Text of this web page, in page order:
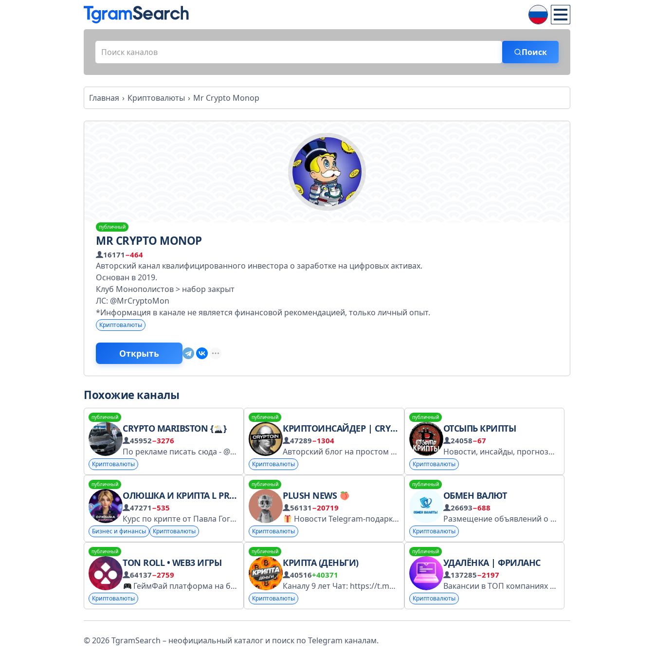
Поиск
Главная Криптовалюты Mr Crypto Monop
публичный
MR CRYPTO MONOP
16171−464
Авторский канал квалифицированного инвестора о заработке на цифровых активах.
Основан в 2019.
Клуб Монополистов > набор закрыт
ЛС: @MrCryptoMon
*Информация в канале не является финансовой рекомендацией, только личный опыт.
Криптовалюты
Открыть
Похожие каналы
публичный
CRYPTO MARIBSTON { }
45952−3276
По рекламе писать сюда - @Maribston Менеджеры - @Sa4iz1k @tocatcrypto @cryptohoterr @nftcriptahueta @prodamrht244 @killhpx @Bender_v_ton @tolik209 @ggenius_ukr @kassurp @daddy_yesss @twall_a @ebonnoir @helpsjob @Makarr156 @TonySWork @SheikhOfficiaI
Криптовалюты
публичный
КРИПТОИНСАЙДЕР | CRYPTOIN
47289−1304
Авторский блог на простом языке о том, как заработать на мем коинах, в крипте, токенсейлах и разбираться в этом самостоятельно. Для друзей - https://t.me/+XriohUgGPpw5NjNi Реклама: @demaxcrypto По важным вопросам: @adsgenius CryptoIN: @cryptoin_manager
Криптовалюты
публичный
ОТСЫПЬ КРИПТЫ
24058−67
Новости, инсайды, прогнозы. Добро пожаловать. По поводу покупки рекламы обращаться сюда: @apollosave (Подробнее: https://goo.gl/pcsZLB)
Криптовалюты
публичный
ОЛЮШКА И КРИПТА L PRO.FINANSY
47271−535
Курс по крипте от Павла Гогаладзе https://clck.ru/3KThDV Реклама: ООО "МАФК" инн-9703045361 , огрн- 1217700401115, ерид-LjN8JxzgJ
Бизнес и финансы Криптовалюты
публичный
PLUSH NEWS
56131−20719
Новости Telegram-подарков. Следим только за Telegram-подарками. Никакой воды — только самое важное!
Криптовалюты
публичный
ОБМЕН ВАЛЮТ
26693−688
Размещение объявлений о покупке и продаже валют. Перед совершением обмена убедитесь, что это безопасно для вас и не нарушает законов вашей страны. Реклама в чате: @tamerlan_elladov Администратору: @tamerlan_elladov
Криптовалюты
публичный
TON ROLL • WEB3 ИГРЫ
64137−2759
ГеймФай платформа на блокчейне TON tonroll.net @tonroll_bot Общайтесь: @tonroll_chat_ru Комьюнити менеджер:
Криптовалюты
публичный
КРИПТА (ДЕНЬГИ)
40516+40371
Каналу 9 лет Чат: https://t.me/+jsypI_uoyrkwN2Iy Админ: @EvgeniyK14 Реклама: @Artem052018 Бесплатная закрытая группа @BingxVip3bot Торгую на BingX с выгодой до 75%
Криптовалюты
публичный
УДАЛЁНКА | ФРИЛАНС
137285−2197
Вакансии в ТОП компаниях cо всего мира, а так же волонтерские программы доступные без опыта работы. По всем вопросам: @Cry_mm
Криптовалюты
© 2026 TgramSearch – неофициальный каталог и поиск по Telegram каналам.